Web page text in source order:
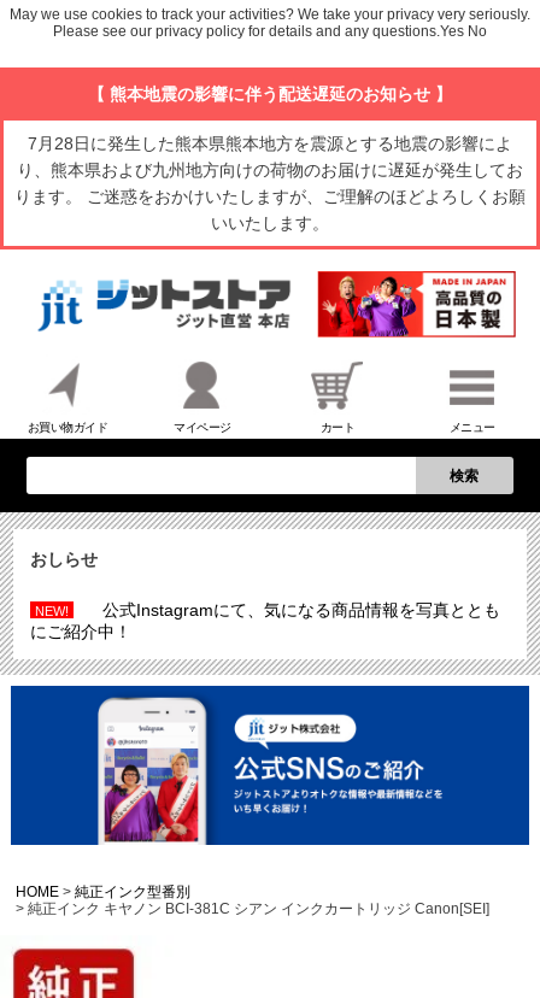
【 熊本地震の影響に伴う配送遅延のお知らせ 】
7月28日に発生した熊本県熊本地方を震源とする地震の影響によ
り、熊本県および九州地方向けの荷物のお届けに遅延が発生してお
ります。 ご迷惑をおかけいたしますが、ご理解のほどよろしくお願
いいたします。
お買い物ガイド マイページ カート メニュー
検索
おしらせ
NEW!
公式Instagramにて、気になる商品情報を写真ととも
にご紹介中！
HOME
純正インク型番別
純正インク キヤノン BCI-381C シアン インクカートリッジ Canon[SEI]
May we use cookies to track your activities? We take your privacy very seriously.
Please see our privacy policy for details and any questions.Yes No